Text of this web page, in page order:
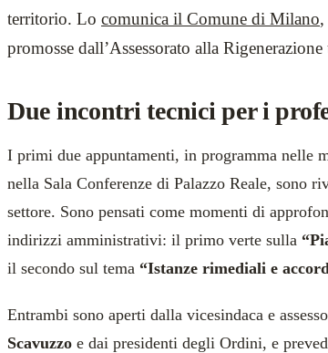
territorio. Lo comunica il Comune di Milano
promosse dall’Assessorato alla Rigenerazione
Due incontri tecnici per i
I primi due appuntamenti, in programma nelle
nella Sala Conferenze di Palazzo Reale, sono
settore. Sono pensati come momenti di
indirizzi amministrativi: il primo verte sulla
il secondo sul tema “Istanze rimediali e
Entrambi sono aperti dalla vicesindaca e
Scavuzzo e dai presidenti degli Ordini, e